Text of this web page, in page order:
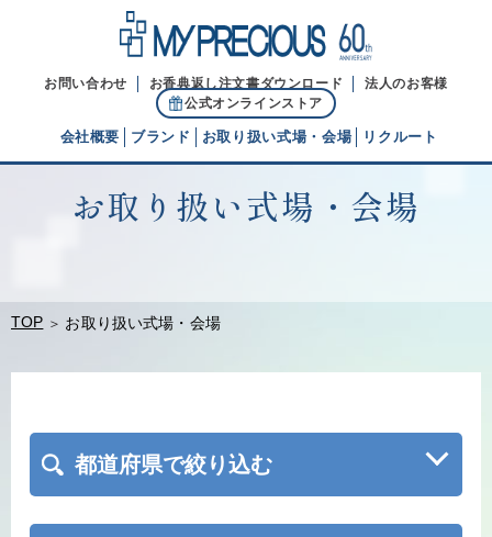
お問い合わせ お香典返し注文書ダウンロード
法人のお客様
公式オンラインストア
会社概要
代表ご挨拶
ブランド お取り扱い式場・会場 リクルート
お取り扱い式場・会場
TOP お取り扱い式場・会場
都道府県で絞り込む